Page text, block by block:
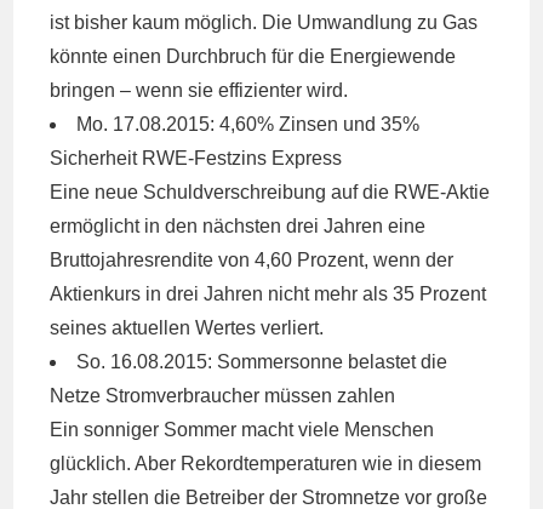
ist bisher kaum möglich. Die Umwandlung zu Gas
könnte einen Durchbruch für die Energiewende
bringen – wenn sie effizienter wird.
Mo. 17.08.2015: 4,60% Zinsen und 35%
Sicherheit RWE-Festzins Express
Eine neue Schuldverschreibung auf die RWE-Aktie
ermöglicht in den nächsten drei Jahren eine
Bruttojahresrendite von 4,60 Prozent, wenn der
Aktienkurs in drei Jahren nicht mehr als 35 Prozent
seines aktuellen Wertes verliert.
So. 16.08.2015: Sommersonne belastet die
Netze Stromverbraucher müssen zahlen
Ein sonniger Sommer macht viele Menschen
glücklich. Aber Rekordtemperaturen wie in diesem
Jahr stellen die Betreiber der Stromnetze vor große